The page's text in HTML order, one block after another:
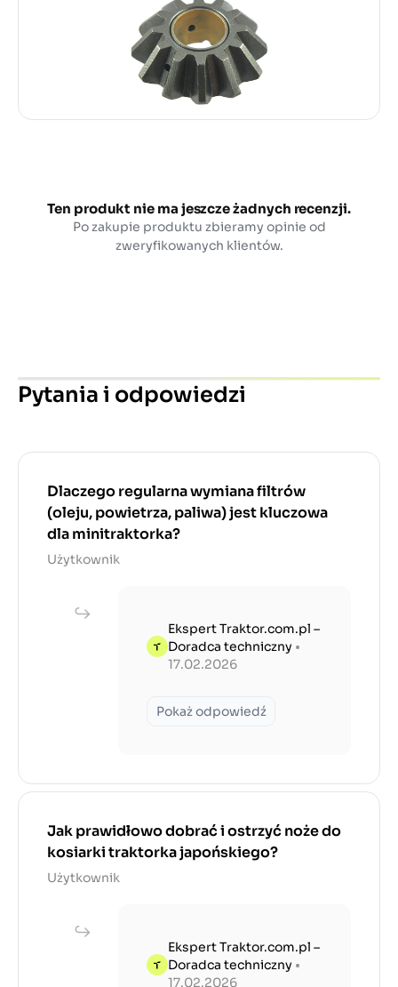
Ten produkt nie ma jeszcze żadnych recenzji.
Po zakupie produktu zbieramy opinie od
zweryfikowanych klientów.
Pytania i odpowiedzi
Dlaczego regularna wymiana filtrów
(oleju, powietrza, paliwa) jest kluczowa
dla minitraktorka?
Użytkownik
Ekspert Traktor.com.pl –
Doradca techniczny •
17.02.2026
Pokaż odpowiedź
Jak prawidłowo dobrać i ostrzyć noże do
kosiarki traktorka japońskiego?
Użytkownik
Ekspert Traktor.com.pl –
Doradca techniczny •
17.02.2026